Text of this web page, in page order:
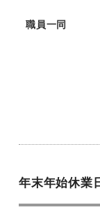
職員一同
年末年始休業